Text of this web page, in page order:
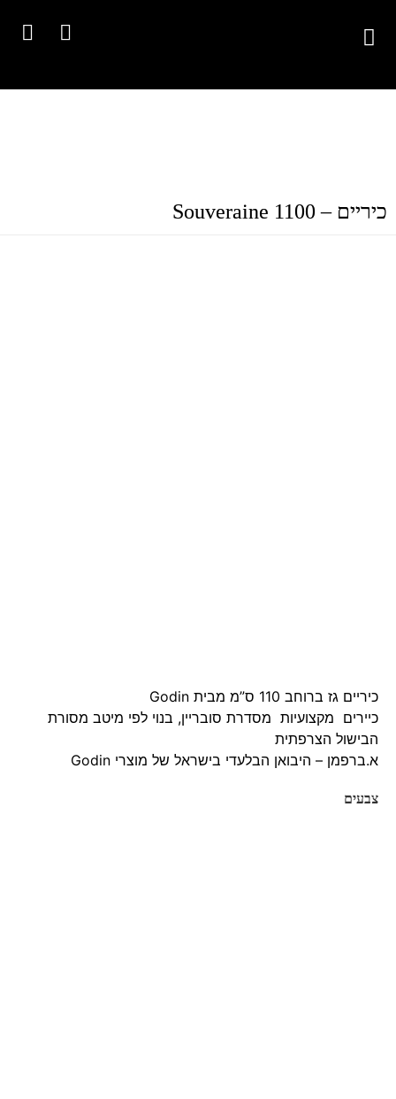
כיריים – Souveraine 1100
כיריים גז ברוחב 110 ס”מ מבית Godin
כיירים מקצועיות מסדרת סובריין, בנוי לפי מיטב מסורת
הבישול הצרפתית
א.ברפמן – היבואן הבלעדי בישראל של מוצרי Godin
צבעים